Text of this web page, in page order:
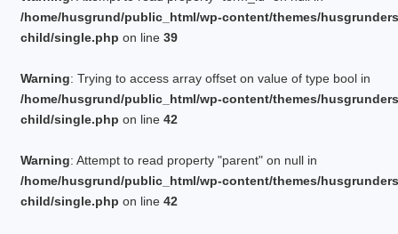
/home/husgrund/public_html/wp-content/themes/
child/single.php on line 39
Warning: Trying to access array offset on value of type bool in
/home/husgrund/public_html/wp-content/themes/
child/single.php on line 42
Warning: Attempt to read property "parent" on null in
/home/husgrund/public_html/wp-content/themes/
child/single.php on line 42